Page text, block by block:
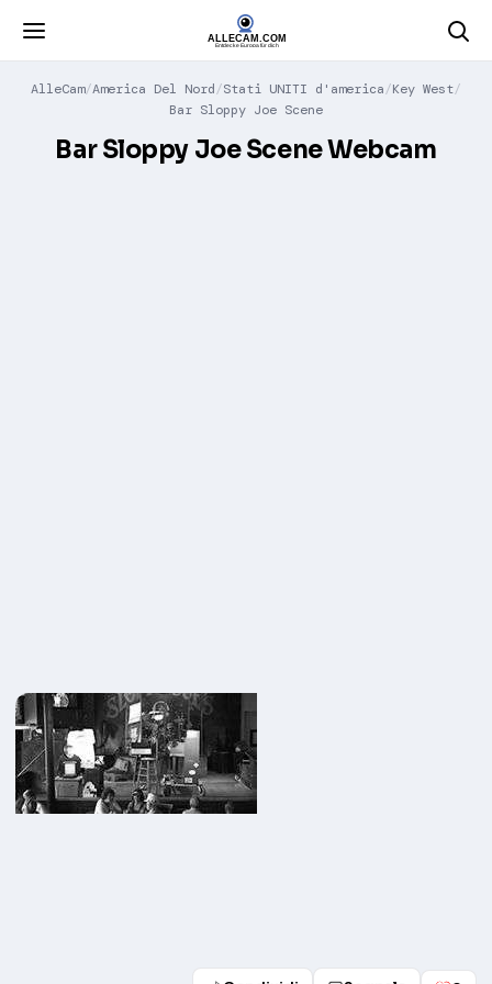
AlleCam America Del Nord Stati UNITI d'america Key West
Bar Sloppy Joe Scene
Bar Sloppy Joe Scene Webcam